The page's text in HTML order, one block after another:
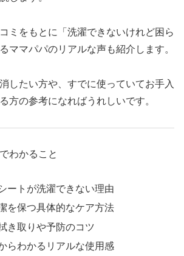
ミをもとに「洗濯できないけれど困ら
ママパパのリアルな声も紹介します。
したい方や、すでに使っていてお手入
方の参考になればうれしいです。
わかること
ートが洗濯できない理由
を保つ具体的なケア方法
き取りや予防のコツ
らわかるリアルな使用感